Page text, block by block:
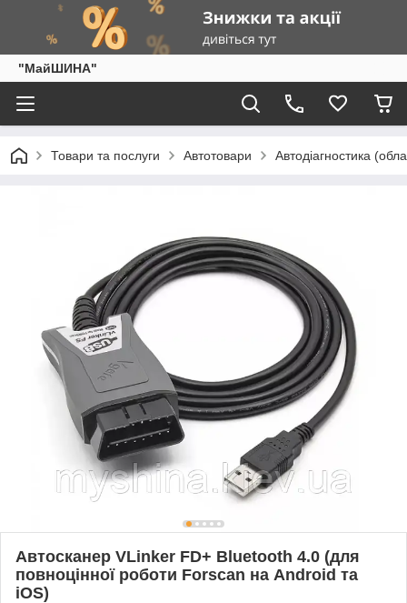
"МайШИНА"
Товари та послуги Автотовари Автодіагностика
Автосканер VLinker FD+ Bluetooth 4.0 (для
повноцінної роботи Forscan на Android та
iOS)